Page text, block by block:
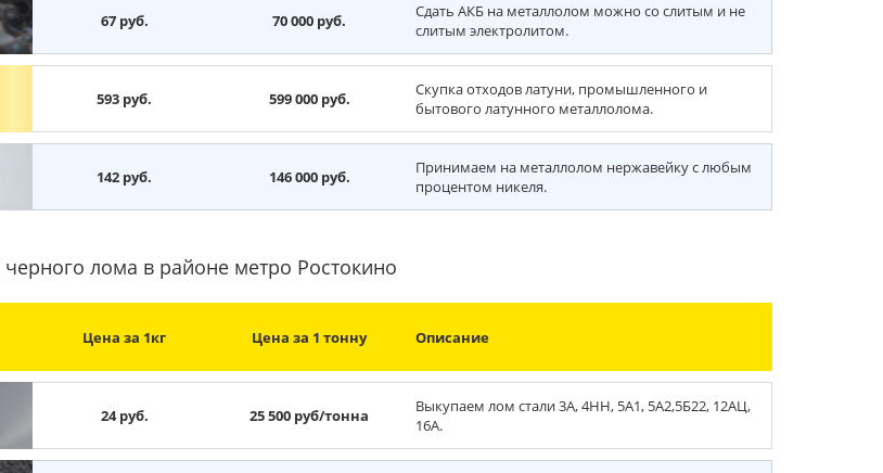
67 руб. 70 000 руб.
Сдать АКБ на металлолом можно со слитым и не
слитым электролитом.
593 руб. 599 000 руб.
Скупка отходов латуни, промышленного и
бытового латунного металлолома.
142 руб. 146 000 руб.
Принимаем на металлолом нержавейку с любым
процентом никеля.
лома в районе метро Ростокино
Цена за 1кг Цена за 1 тонну Описание
24 руб. 25 500 руб/тонна
Выкупаем лом стали 3А, 4НН, 5А1, 5А2,5Б22, 12АЦ,
16А.